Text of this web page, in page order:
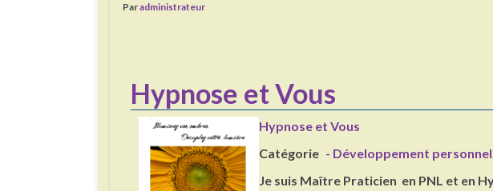
Paradministrateur
Hypnose et Vous
Hypnose et Vous
Catégorie - Développement personnel
Je suis Maître Praticien en PNL et en